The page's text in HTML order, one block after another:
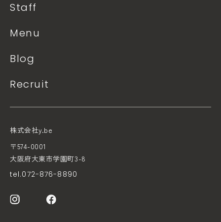
Staff
Menu
Blog
Recruit
株式会社y.be
〒574-0001
大阪府大東市学園町3-8
tel.072-876-8890